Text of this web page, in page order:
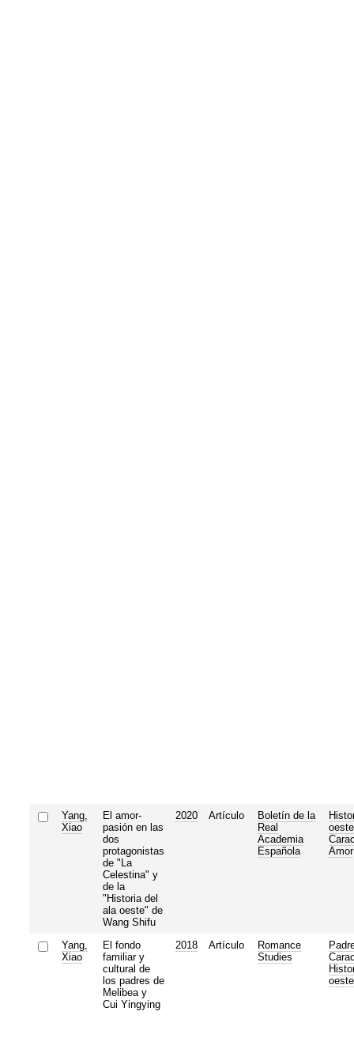
Yang,
Xiao
El amor-
pasión en las
dos
protagonistas
de "La
Celestina" y
de la
"Historia del
ala oeste" de
Wang Shifu
2020 Artículo
Boletín de la
Real
Academia
Española
oeste
Amor
Yang,
Xiao
El fondo
familiar y
cultural de
los padres de
Melibea y
Cui Yingying
2018 Artículo
Romance
Studies
oeste